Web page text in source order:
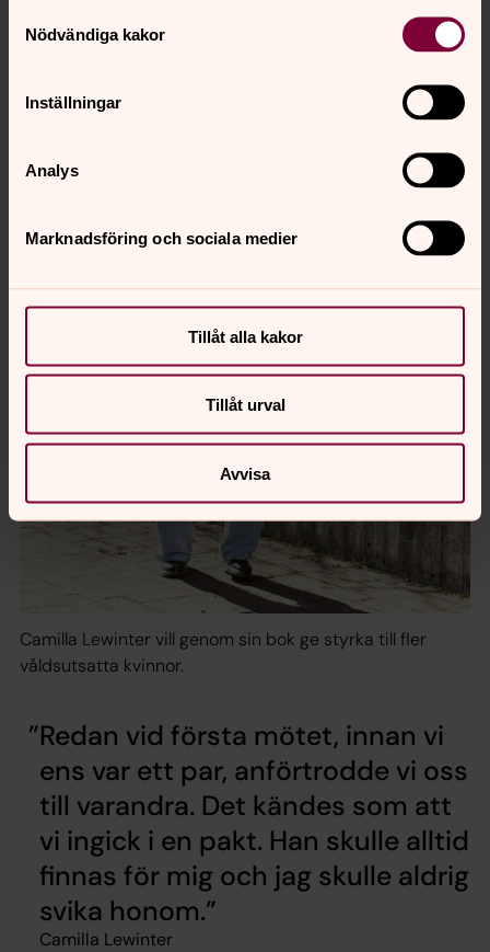
Nödvändiga kakor
Inställningar
Analys
Marknadsföring och sociala medier
Tillåt alla kakor
Tillåt urval
Avvisa
Camilla Lewinter vill genom sin bok ge styrka till fler
våldsutsatta kvinnor.
Redan vid första mötet, innan vi
ens var ett par, anförtrodde vi oss
till varandra. Det kändes som att
vi ingick i en pakt. Han skulle alltid
finnas för mig och jag skulle aldrig
svika honom.
Camilla Lewinter